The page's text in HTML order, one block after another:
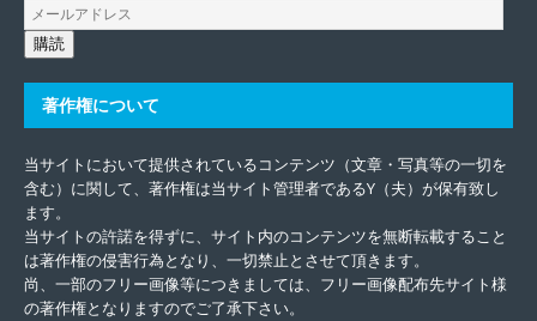
購読
著作権について
当サイトにおいて提供されているコンテンツ（文章・写真等の一切を
含む）に関して、著作権は当サイト管理者であるY（夫）が保有致し
ます。
当サイトの許諾を得ずに、サイト内のコンテンツを無断転載すること
は著作権の侵害行為となり、一切禁止とさせて頂きます。
尚、一部のフリー画像等につきましては、フリー画像配布先サイト様
の著作権となりますのでご了承下さい。